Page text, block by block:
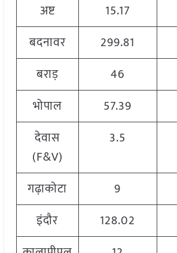
अष्ट
15.17
बदनावर
299.81
बराड़
46
भोपाल
57.39
देवास
(F&V)
3.5
गढ़ाकोटा 9
इंदौर
128.02